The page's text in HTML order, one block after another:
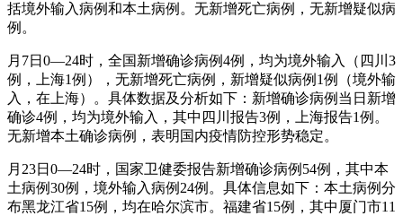
括境外输入病例和本土病例。无新增死亡病例，无新增疑似病
例。
月7日0—24时，全国新增确诊病例4例，均为境外输入（四川3
例，上海1例），无新增死亡病例，新增疑似病例1例（境外输
入，在上海）。具体数据及分析如下：新增确诊病例当日新增
确诊4例，均为境外输入，其中四川报告3例，上海报告1例。
无新增本土确诊病例，表明国内疫情防控形势稳定。
月23日0—24时，国家卫健委报告新增确诊病例54例，其中本
土病例30例，境外输入病例24例。具体信息如下：本土病例分
布黑龙江省15例，均在哈尔滨市。福建省15例，其中厦门市11